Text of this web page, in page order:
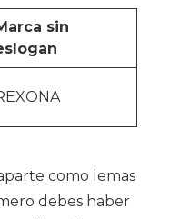
sin
como lemas
debes haber